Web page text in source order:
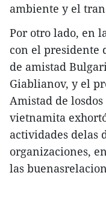
ambiente y el
Por otro lado, en
con el presidente
de amistad
Giablianov, y el
Amistad de
vietnamita
actividades delas
organizaciones,
las